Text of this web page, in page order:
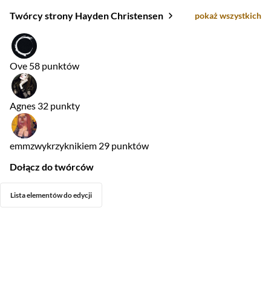
Twórcy strony Hayden Christensen pokaż wszystkich
Ove 58 punktów
Agnes 32 punkty
emmzwykrzyknikiem 29 punktów
Dołącz do twórców
Lista elementów do edycji